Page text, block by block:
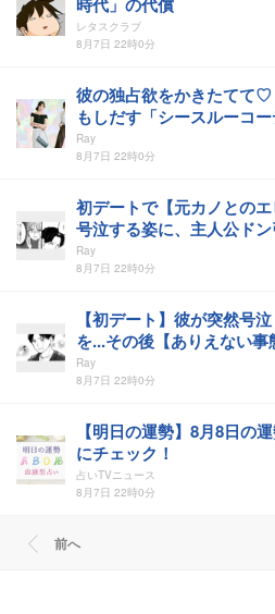
レタスクラブ
8月7日 22時0分
彼の独占欲をかきたてて
もしだす「シースルーコ
Ray
8月7日 22時0分
初デートで【元カノとの
号泣する姿に、主人公ドン
Ray
8月7日 22時0分
【初デート】彼が突然号
を...その後【ありえない事
Ray
8月7日 22時0分
【明日の運勢】8月8日
にチェック！
占いTVニュース
8月7日 22時0分
前へ